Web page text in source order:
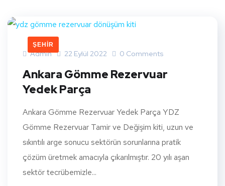
ŞEHIR
Admin 22 Eylül 2022 0 Comments
Ankara Gömme Rezervuar
Yedek Parça
Ankara Gömme Rezervuar Yedek Parça YDZ
Gömme Rezervuar Tamir ve Değişim kiti, uzun ve
sıkıntılı arge sonucu sektörün sorunlarına pratik
çözüm üretmek amacıyla çıkarılmıştır. 20 yılı aşan
sektör tecrübemizle...